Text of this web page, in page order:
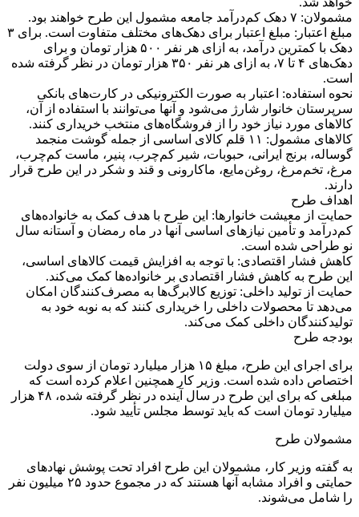
مشمولان: ۷ دهک کم‌درآمد جامعه مشمول این طرح خواهند بود.
مبلغ اعتبار: مبلغ اعتبار برای دهک‌های مختلف متفاوت است. برای ۳
دهک با کمترین درآمد، به ازای هر نفر ۵۰۰ هزار تومان و برای
دهک‌های ۴ تا ۷، به ازای هر نفر ۳۵۰ هزار تومان در نظر گرفته شده
است.
نحوه استفاده: اعتبار به صورت الکترونیکی در کارت‌های بانکی
سرپرستان خانوار شارژ می‌شود و آنها می‌توانند با استفاده از آن،
کالاهای مورد نیاز خود را از فروشگاه‌های منتخب خریداری کنند.
کالاهای مشمول: ۱۱ قلم کالای اساسی از جمله گوشت منجمد
گوساله، برنج ایرانی، حبوبات، شیر کم‌چرب، پنیر، ماست کم‌چرب،
مرغ، تخم‌مرغ، روغن‌مایع، ماکارونی و قند و شکر در این طرح قرار
دارند.
اهداف طرح
حمایت از معیشت خانوارها: این طرح با هدف کمک به خانواده‌های
کم‌درآمد و تأمین نیازهای اساسی آنها در ماه رمضان و آستانه سال
نو طراحی شده است.
کاهش فشار اقتصادی: با توجه به افزایش قیمت کالاهای اساسی،
این طرح به کاهش فشار اقتصادی بر خانواده‌ها کمک می‌کند.
حمایت از تولید داخلی: توزیع کالابرگ‌ها به مصرف‌کنندگان امکان
می‌دهد تا محصولات داخلی را خریداری کنند که به نوبه خود به
تولیدکنندگان داخلی کمک می‌کند.
بودجه طرح
برای اجرای این طرح، مبلغ ۱۵ هزار میلیارد تومان از سوی دولت
اختصاص داده شده است. وزیر کار همچنین اعلام کرده است که
مبلغی که برای این طرح در سال آینده در نظر گرفته شده، ۴۸ هزار
میلیارد تومان است که باید توسط مجلس تأیید شود.
مشمولان طرح
به گفته وزیر کار، مشمولان این طرح افراد تحت پوشش نهادهای
حمایتی و افراد مشابه آنها هستند که در مجموع حدود ۲۵ میلیون نفر
را شامل می‌شوند.